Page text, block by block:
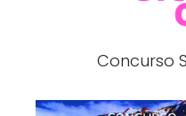
Concurso